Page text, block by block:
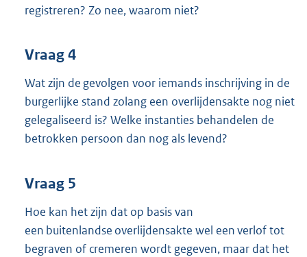
registreren? Zo nee, waarom niet?
Vraag 4
Wat zijn de gevolgen voor iemands inschrijving in de
burgerlijke stand zolang een overlijdensakte nog niet
gelegaliseerd is? Welke instanties behandelen de
betrokken persoon dan nog als levend?
Vraag 5
Hoe kan het zijn dat op basis van
een buitenlandse overlijdensakte wel een verlof tot
begraven of cremeren wordt gegeven, maar dat het